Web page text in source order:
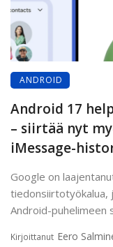
ANDROID
Android 17
– siirtää nyt
iMessage-
Google on
tiedonsiirtotyökalua,
Android-puhelimeen
Kirjoittanut Eero